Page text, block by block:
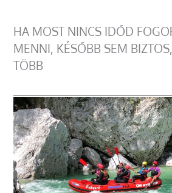
HA MOST NINCS IDŐD
MENNI, KÉSŐBB SEM
TÖBB